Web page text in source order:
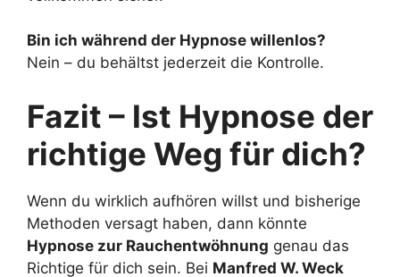
Bin ich während der Hypnose willenlos?
Nein – du behältst jederzeit die Kontrolle.
Fazit – Ist Hypnose der
richtige Weg für dich?
Wenn du wirklich aufhören willst und bisherige
Methoden versagt haben, dann könnte
Hypnose zur Rauchentwöhnung genau das
Richtige für dich sein. Bei Manfred W. Weck